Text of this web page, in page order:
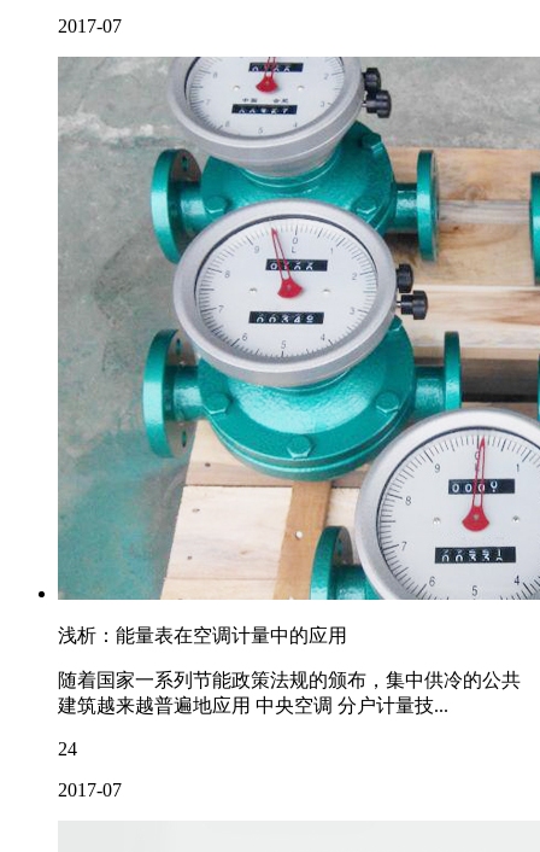
2017-07
浅析：能量表在空调计量中的应用
随着国家一系列节能政策法规的颁布，集中供冷的公共
建筑越来越普遍地应用 中央空调 分户计量技...
24
2017-07